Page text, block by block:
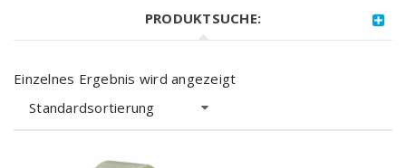
PRODUKTSUCHE:
Einzelnes Ergebnis wird angezeigt
Standardsortierung